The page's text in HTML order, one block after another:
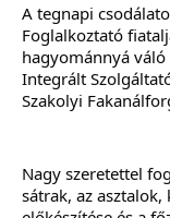
A tegnapi
Foglalkoztató
hagyománnyá
Integrált
Szakolyi
Nagy szeretettel
sátrak, az